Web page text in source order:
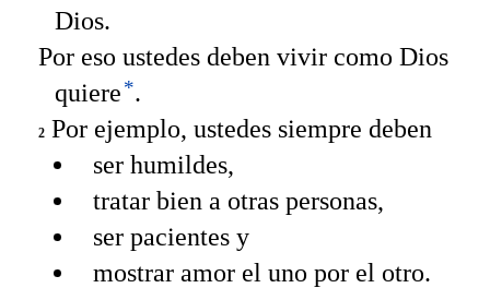
Dios.
Por eso ustedes deben vivir como Dios
quiere*.
2 Por ejemplo, ustedes siempre deben
ser humildes,
tratar bien a otras personas,
ser pacientes y
mostrar amor el uno por el otro.